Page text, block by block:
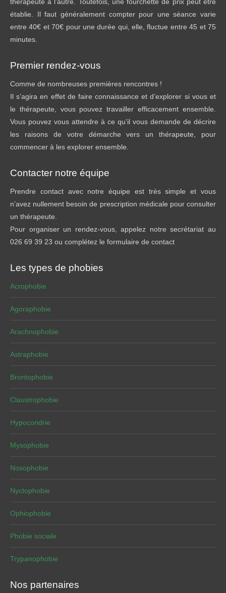
établie. Il faut généralement compter pour une séance varie
entre 40€ et 70€ pour une durée qui, elle, fluctue entre 45 et 75
minutes.
Premier rendez-vous
Comme de nombreuses premières rencontres !
Il s’agira en effet de faire connaissance et d’explorer si vous et
le thérapeute, vous pouvez travailler efficacement ensemble.
Vous pouvez vous attendre à ce qu’il vous demande de décrire
les raisons de votre démarche vers un thérapeute, pour
commencer à les explorer ensemble.
Contacter notre équipe
Prendre contact avec notre équipe est très simple et vous
n’avez nullement besoin de prescription médicale pour consulter
un thérapeute.
Pour organiser un rendez-vous, appelez notre secrétariat au
026 69 39 23 ou complétez le formulaire de contact
Les types de phobies
Acrophobie
Agoraphobie
Arachnophobie
Astraphobie
Brontophobie
Claustrophobie
Hypocondrie
Mysophobie
Nosophobie
Nyctophobie
Ophiophobie
Phobie sociale
Trypanophobie
Nos partenaires